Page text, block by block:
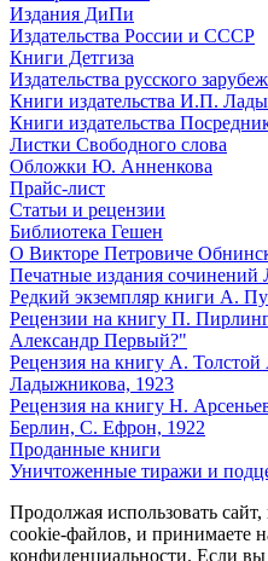
Издания ДиПи
Издательства России и СССР
Книги Детгиза
Издательства русского
Книги издательства И.П.
Книги издательства
Листки Свободного слова
Обложки Ю. Анненкова
Прайс-лист
Статьи и рецензии
Библиотека Гешен
О Викторе Петровиче
Печатные издания сочинений
Редкий экземпляр книги А.
Рецензии на книгу П.
Александр Первый?"
Рецензия на книгу А.
Ладыжникова, 1923
Рецензия на книгу Н.
Берлин, С. Ефрон, 1922
Проданные книги
Уничтоженные тиражи и
Продолжая использовать сайт,
cookie-файлов, и принимаете
конфиденциальности. Если